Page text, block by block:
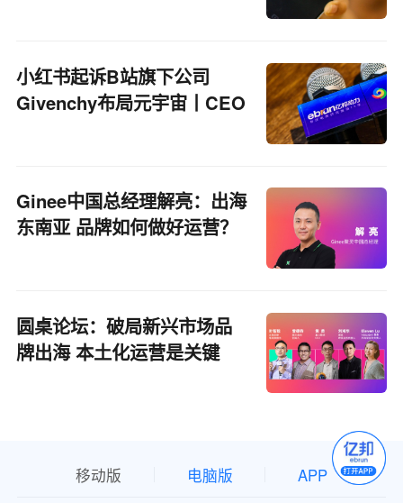
小红书起诉B站旗下公司
Givenchy布局元宇宙丨CEO
Ginee中国总经理解亮：出海
东南亚 品牌如何做好运营？
圆桌论坛：破局新兴市场品
牌出海 本土化运营是关键
移动版 电脑版 APP